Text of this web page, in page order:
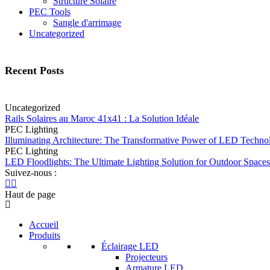
PEC Tools
Sangle d'arrimage
Uncategorized
Recent Posts
Uncategorized
Rails Solaires au Maroc 41x41 : La Solution Idéale
PEC Lighting
Illuminating Architecture: The Transformative Power of LED
PEC Lighting
LED Floodlights: The Ultimate Lighting Solution for Outdoor Spaces
Suivez-nous :
Haut de page
Accueil
Produits
Éclairage LED
Projecteurs
Armature LED